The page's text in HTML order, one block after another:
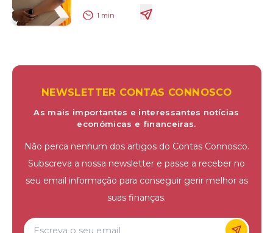
1 min
NEWSLETTER CONTAS CONNOSCO
As mais importantes e interessantes notícias
económicas e financeiras.
Não perca nenhum dos artigos do Contas Connosco.
Subscreva a nossa newsletter e passe a receber no
seu email informação para conseguir gerir melhor as
suas finanças.